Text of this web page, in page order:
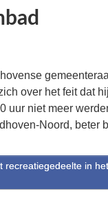
over het feit dat
uur niet meer
Noord, beter
in het